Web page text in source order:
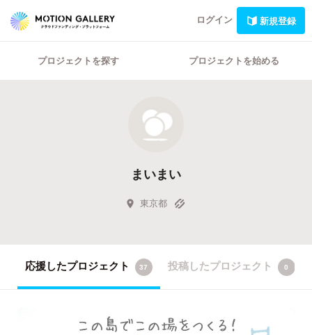
ログイン 新規登録
プロジェクトを探す プロジェクトを始める
まいまい
東京都
応援したプロジェクト 37 投稿したプロジェクト 0